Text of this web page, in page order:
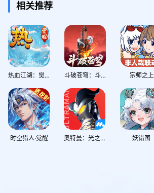
相关推荐
热血江湖：觉醒 斗破苍穹：斗帝之路 宗师之上
时空猎人·觉醒 奥特曼：光之战士 妖错图